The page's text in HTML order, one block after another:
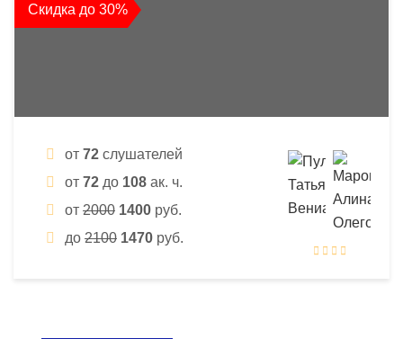
Скидка до 30%
от 72 слушателей
от 72 до 108 ак. ч.
от 2000 1400 руб.
до 2100 1470 руб.